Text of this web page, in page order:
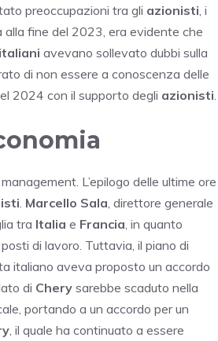
preoccupazioni tra gli azionisti , i
alla fine del 2023, era evidente che
avevano sollevato dubbi sulla
di non essere a conoscenza delle
2024 con il supporto degli azionisti
L’epilogo delle ultime ore
Marcello Sala , direttore generale
tra Italia e Francia , in quanto
di lavoro. Tuttavia, il piano di
italiano aveva proposto un accordo
di Chery sarebbe scaduto nella
portando a un accordo per un
, il quale ha continuato a essere